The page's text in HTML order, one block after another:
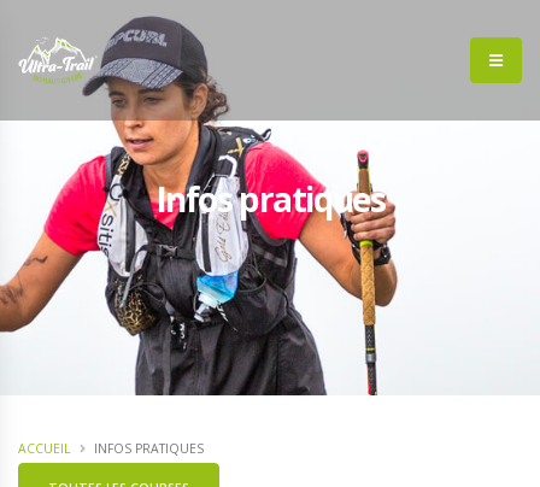
Infos pratiques
ACCUEIL INFOS PRATIQUES